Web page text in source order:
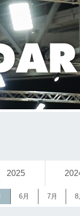
2025
6月 7月 8